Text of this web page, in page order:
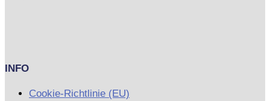
INFO
Cookie-Richtlinie (EU)